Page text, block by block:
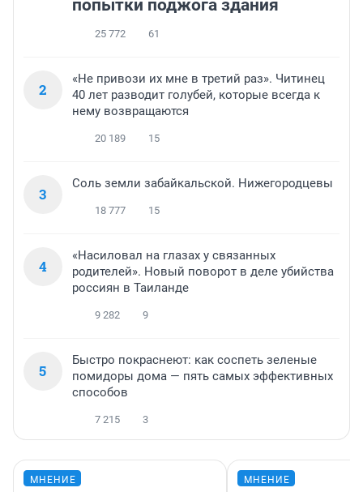
попытки поджога здания
25 772 61
2
«Не привози их мне в третий раз». Читинец
40 лет разводит голубей, которые всегда к
нему возвращаются
20 189 15
3
Соль земли забайкальской. Нижегородцевы
18 777 15
4
«Насиловал на глазах у связанных
родителей». Новый поворот в деле убийства
россиян в Таиланде
9 282 9
5
Быстро покраснеют: как соспеть зеленые
помидоры дома — пять самых эффективных
способов
7 215 3
МНЕНИЕ МНЕНИЕ